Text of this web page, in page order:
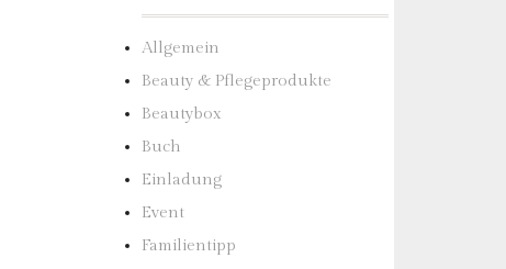
Allgemein
Beauty & Pflegeprodukte
Beautybox
Buch
Einladung
Event
Familientipp